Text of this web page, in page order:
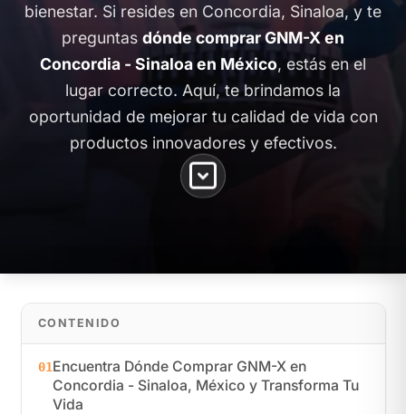
bienestar. Si resides en Concordia, Sinaloa, y te
preguntas dónde comprar GNM-X en
Concordia - Sinaloa en México, estás en el
lugar correcto. Aquí, te brindamos la
oportunidad de mejorar tu calidad de vida con
productos innovadores y efectivos.
CONTENIDO
01Encuentra Dónde Comprar GNM-X en
Concordia - Sinaloa, México y Transforma Tu
Vida